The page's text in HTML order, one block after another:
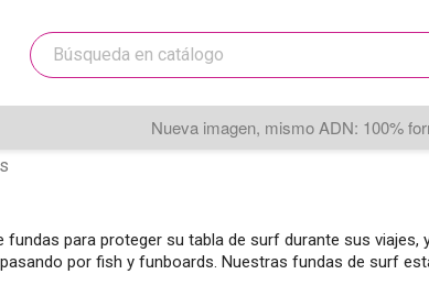
Nueva imagen, mismo ADN: 100%
fundas para proteger su tabla de surf durante sus
por fish y funboards. Nuestras fundas de surf